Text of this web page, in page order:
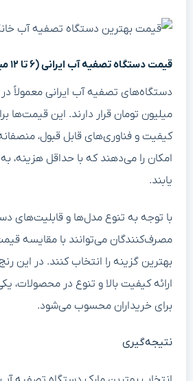
قیمت دستگاه تصفیه آب ایرانی (۶ تا ۱۲ میلیون تومان)
میلیون تومان قرار دارند. این قیمت‌ها
کیفیت و فناوری‌های قابل قبول،
امکان را می‌دهند که با حداقل هزینه،
یابند.
با توجه به تنوع مدل‌ها و قابلیت‌های
مصرف‌کنندگان می‌توانند با مقایسه
بهترین گزینه را انتخاب کنند. در این
ارائه کیفیت بالا و تنوع در محصولات،
برای خریداران محسوب می‌شود.
نتیجه‌گیری